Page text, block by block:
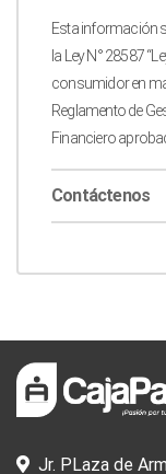
Esta información
la Ley N° 28587
consumidor en
Reglamento de
Financiero
Contáctenos
Jr. PLaza de